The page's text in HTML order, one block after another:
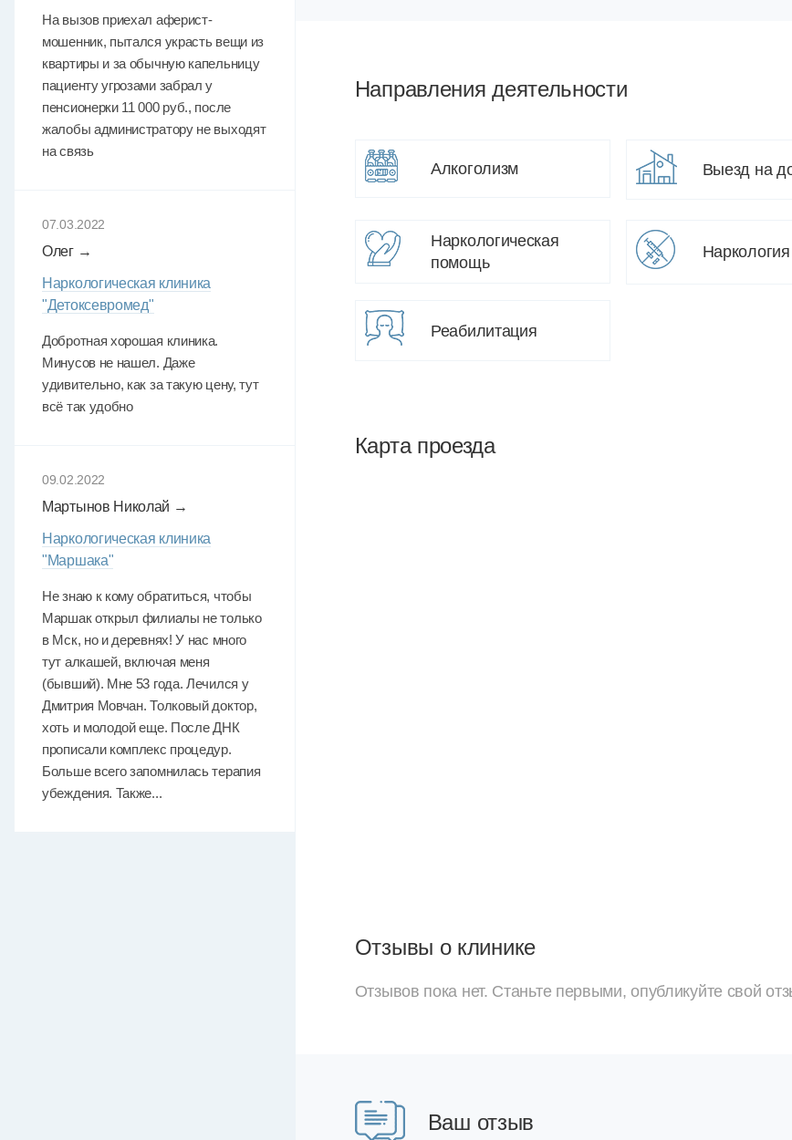
Направления деятельности
Алкоголизм Выезд на
Наркологическая
помощь
Наркология
Реабилитация
Карта проезда
Отзывы о клинике
Отзывов пока нет. Станьте первыми, опубликуйте свой
Ваш отзыв
На вызов приехал аферист-
мошенник, пытался украсть вещи из
квартиры и за обычную капельницу
пациенту угрозами забрал у
пенсионерки 11 000 руб., после
жалобы администратору не выходят
на связь
07.03.2022
Олег →
Наркологическая клиника
"Детоксевромед"
Добротная хорошая клиника.
Минусов не нашел. Даже
удивительно, как за такую цену, тут
всё так удобно
09.02.2022
Мартынов Николай →
Наркологическая клиника
"Маршака"
Не знаю к кому обратиться, чтобы
Маршак открыл филиалы не только
в Мск, но и деревнях! У нас много
тут алкашей, включая меня
(бывший). Мне 53 года. Лечился у
Дмитрия Мовчан. Толковый доктор,
хоть и молодой еще. После ДНК
прописали комплекс процедур.
Больше всего запомнилась терапия
убеждения. Также...